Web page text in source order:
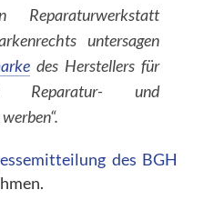
Reparaturwerkstatt
untersagen
des Herstellers für
Reparatur- und
des BGH